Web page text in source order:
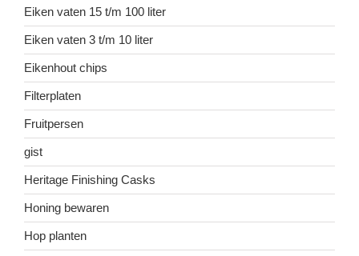
Eiken vaten 15 t/m 100 liter
Eiken vaten 3 t/m 10 liter
Eikenhout chips
Filterplaten
Fruitpersen
gist
Heritage Finishing Casks
Honing bewaren
Hop planten